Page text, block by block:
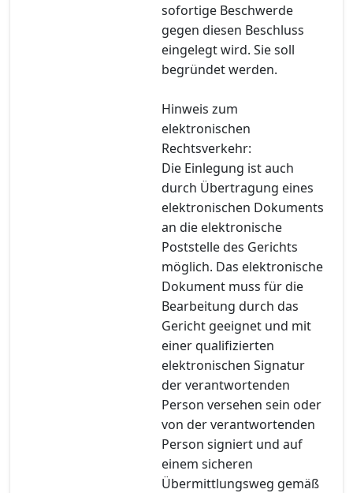
sofortige Beschwerde
gegen diesen Beschluss
eingelegt wird. Sie soll
begründet werden.
Hinweis zum
elektronischen
Rechtsverkehr:
Die Einlegung ist auch
durch Übertragung eines
elektronischen Dokuments
an die elektronische
Poststelle des Gerichts
möglich. Das elektronische
Dokument muss für die
Bearbeitung durch das
Gericht geeignet und mit
einer qualifizierten
elektronischen Signatur
der verantwortenden
Person versehen sein oder
von der verantwortenden
Person signiert und auf
einem sicheren
Übermittlungsweg gemäß